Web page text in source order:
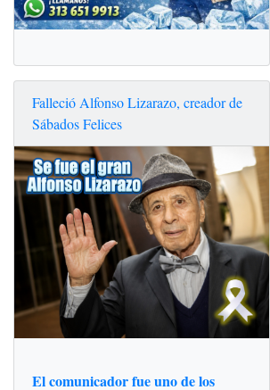
Falleció Alfonso Lizarazo, creador de
Sábados Felices
El comunicador fue uno de los